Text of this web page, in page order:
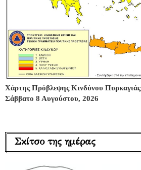
Χάρτης Πρόβλεψης Κινδύνου Πυρκαγιάς
Σάββατο 8 Αυγούστου, 2026
Σκίτσο της ημέρας